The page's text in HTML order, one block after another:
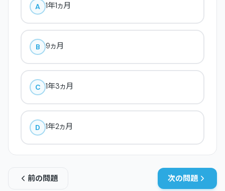
A 1年1ヵ月
B 9ヵ月
C 1年3ヵ月
D 1年2ヵ月
前の問題 次の問題